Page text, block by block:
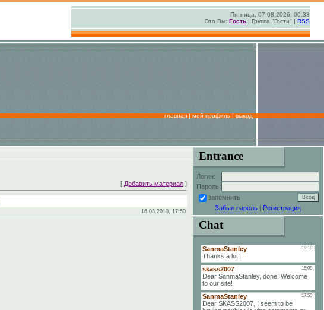
Пятница, 07.08.2026, 00:33
Это Вы: Гость | Группа "Гости" | RSS
главная|мой профиль|выход
[ Добавить материал ]
16.03.2010, 17:50
Entrance
Логин:
Пароль:
запомнить
Забыл пароль | Регистрация
Chat